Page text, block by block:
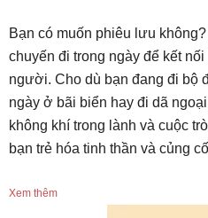
Bạn có muốn phiêu lưu
chuyến đi trong ngày để kết
người. Cho dù bạn đang đi bộ
ngày ở bãi biển hay đi dã
không khí trong lành và cuộc
bạn trẻ hóa tinh thần và củng
Xem thêm